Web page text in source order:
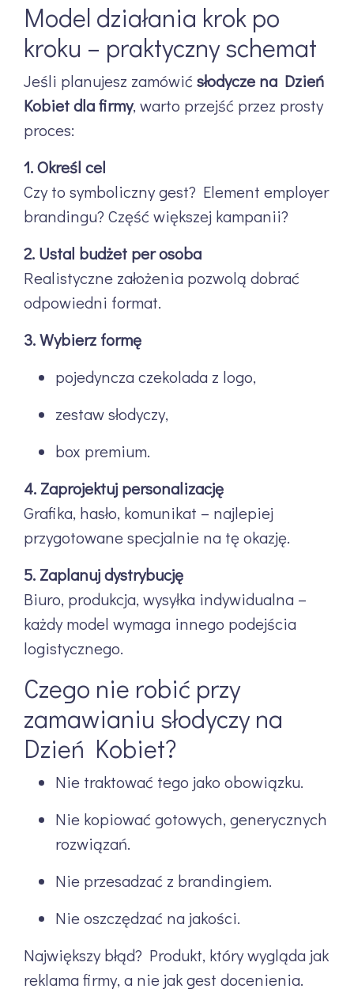
Model działania krok po
kroku – praktyczny schemat
Jeśli planujesz zamówićsłodycze na Dzień
Kobiet dla firmy, warto przejść przez prosty
proces:
1. Określ cel
Czy to symboliczny gest? Element employer
brandingu? Część większej kampanii?
2. Ustal budżet per osoba
Realistyczne założenia pozwolą dobrać
odpowiedni format.
3. Wybierz formę
pojedyncza czekolada z logo,
zestaw słodyczy,
box premium.
4. Zaprojektuj personalizację
Grafika, hasło, komunikat – najlepiej
przygotowane specjalnie na tę okazję.
5. Zaplanuj dystrybucję
Biuro, produkcja, wysyłka indywidualna –
każdy model wymaga innego podejścia
logistycznego.
Czego nie robić przy
zamawianiu słodyczy na
Dzień Kobiet?
Nie traktować tego jako obowiązku.
Nie kopiować gotowych, generycznych
rozwiązań.
Nie przesadzać z brandingiem.
Nie oszczędzać na jakości.
Największy błąd? Produkt, który wygląda jak
reklama firmy, a nie jak gest docenienia.